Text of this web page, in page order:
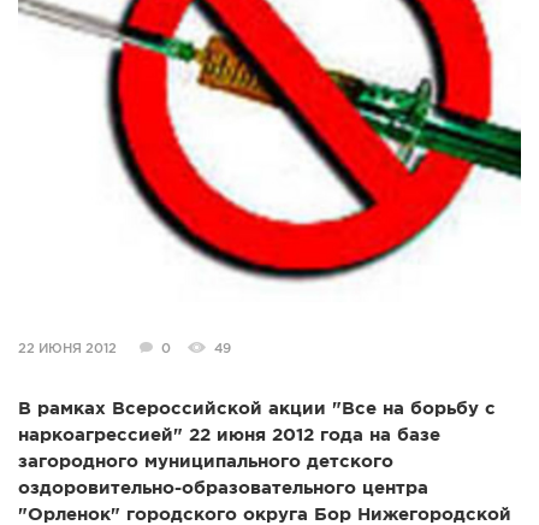
СТАТЬИ
ГОЛОСОВАНИЯ
ПРЕДЛОЖИТЬ НОВОСТЬ
ФОТО
22 ИЮНЯ 2012 0 49
В рамках Всероссийской акции "Все на борьбу с
наркоагрессией" 22 июня 2012 года на базе
загородного муниципального детского
оздоровительно-образовательного центра
"Орленок" городского округа Бор Нижегородской